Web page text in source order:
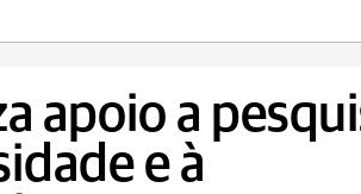
apoio a
e à